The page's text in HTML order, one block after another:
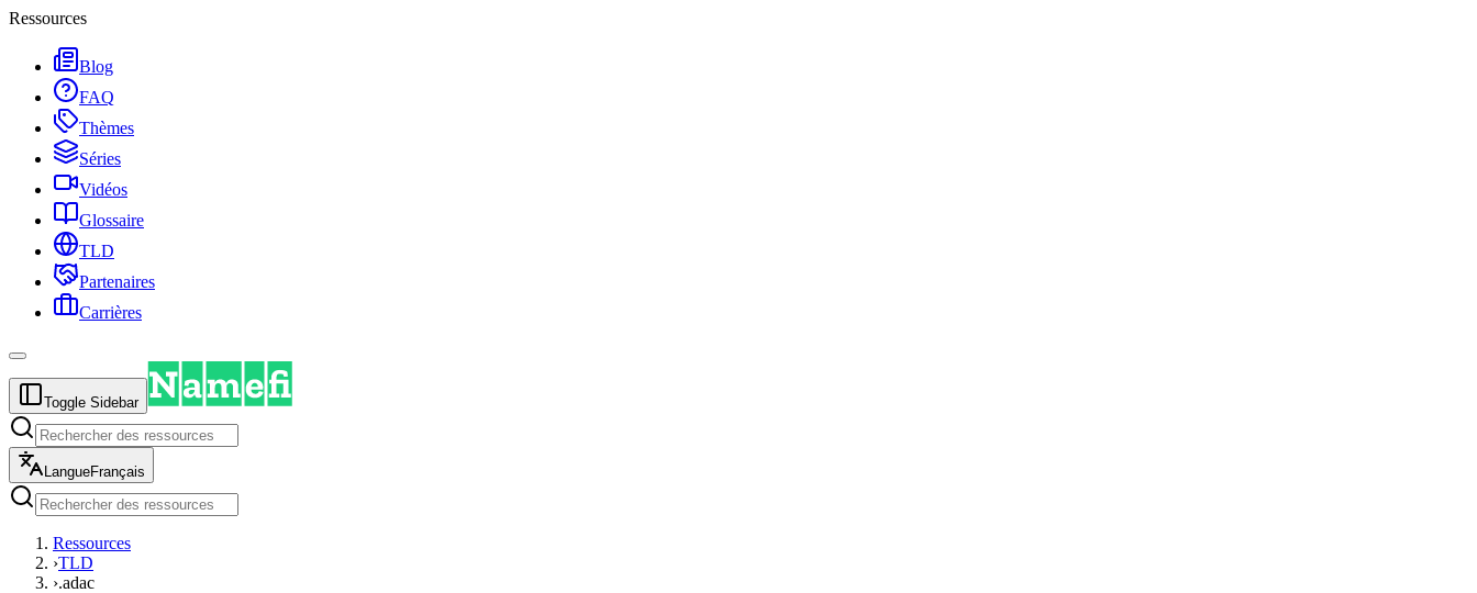
Ressources
Blog
FAQ
Thèmes
Séries
Vidéos
Glossaire
TLD
Partenaires
Carrières
Toggle Sidebar
LangueFrançais
Ressources
›TLD
›.adac